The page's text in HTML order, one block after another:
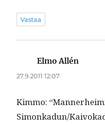
Vastaa
Elmo Allén
27.9.2011 12:07
Kim­mo:
Simonkadun/